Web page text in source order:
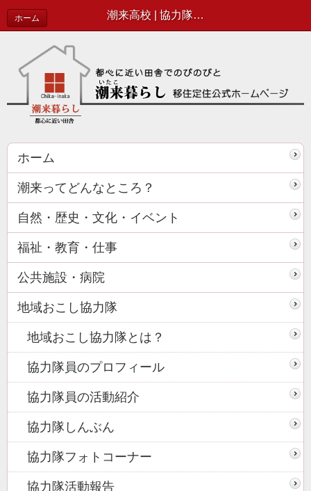
潮来高校 | 協力隊活動報告
ホーム
ホーム
潮来ってどんなところ？
自然・歴史・文化・イベント
福祉・教育・仕事
公共施設・病院
地域おこし協力隊
地域おこし協力隊とは？
協力隊員のプロフィール
協力隊員の活動紹介
協力隊しんぶん
協力隊フォトコーナー
協力隊活動報告